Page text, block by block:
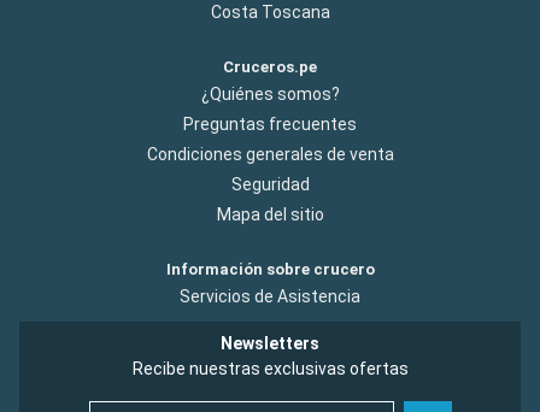
Costa Toscana
Cruceros.pe
¿Quiénes somos?
Preguntas frecuentes
Condiciones generales de venta
Seguridad
Mapa del sitio
Información sobre crucero
Servicios de Asistencia
Newsletters
Recibe nuestras exclusivas ofertas